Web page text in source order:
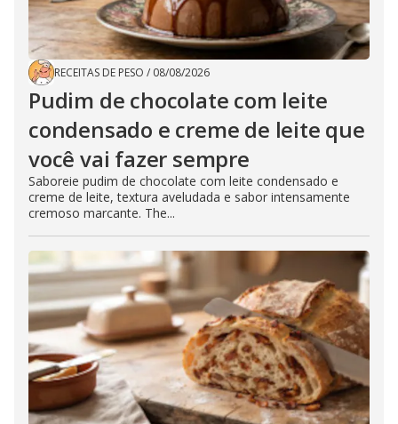
RECEITAS DE PESO / 08/08/2026
Pudim de chocolate com leite
condensado e creme de leite que
você vai fazer sempre
Saboreie pudim de chocolate com leite condensado e
creme de leite, textura aveludada e sabor intensamente
cremoso marcante. The...